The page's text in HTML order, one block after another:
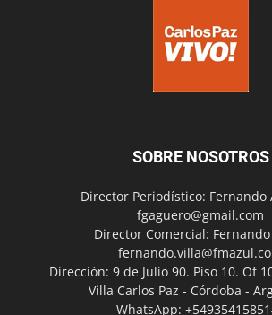
SOBRE NOSOTROS
Director Periodístico: Fernando
fgaguero@gmail.com
Director Comercial:
Dirección: 9 de Julio 90. Piso 10. Of
Villa Carlos Paz - Córdoba -
WhatsApp: